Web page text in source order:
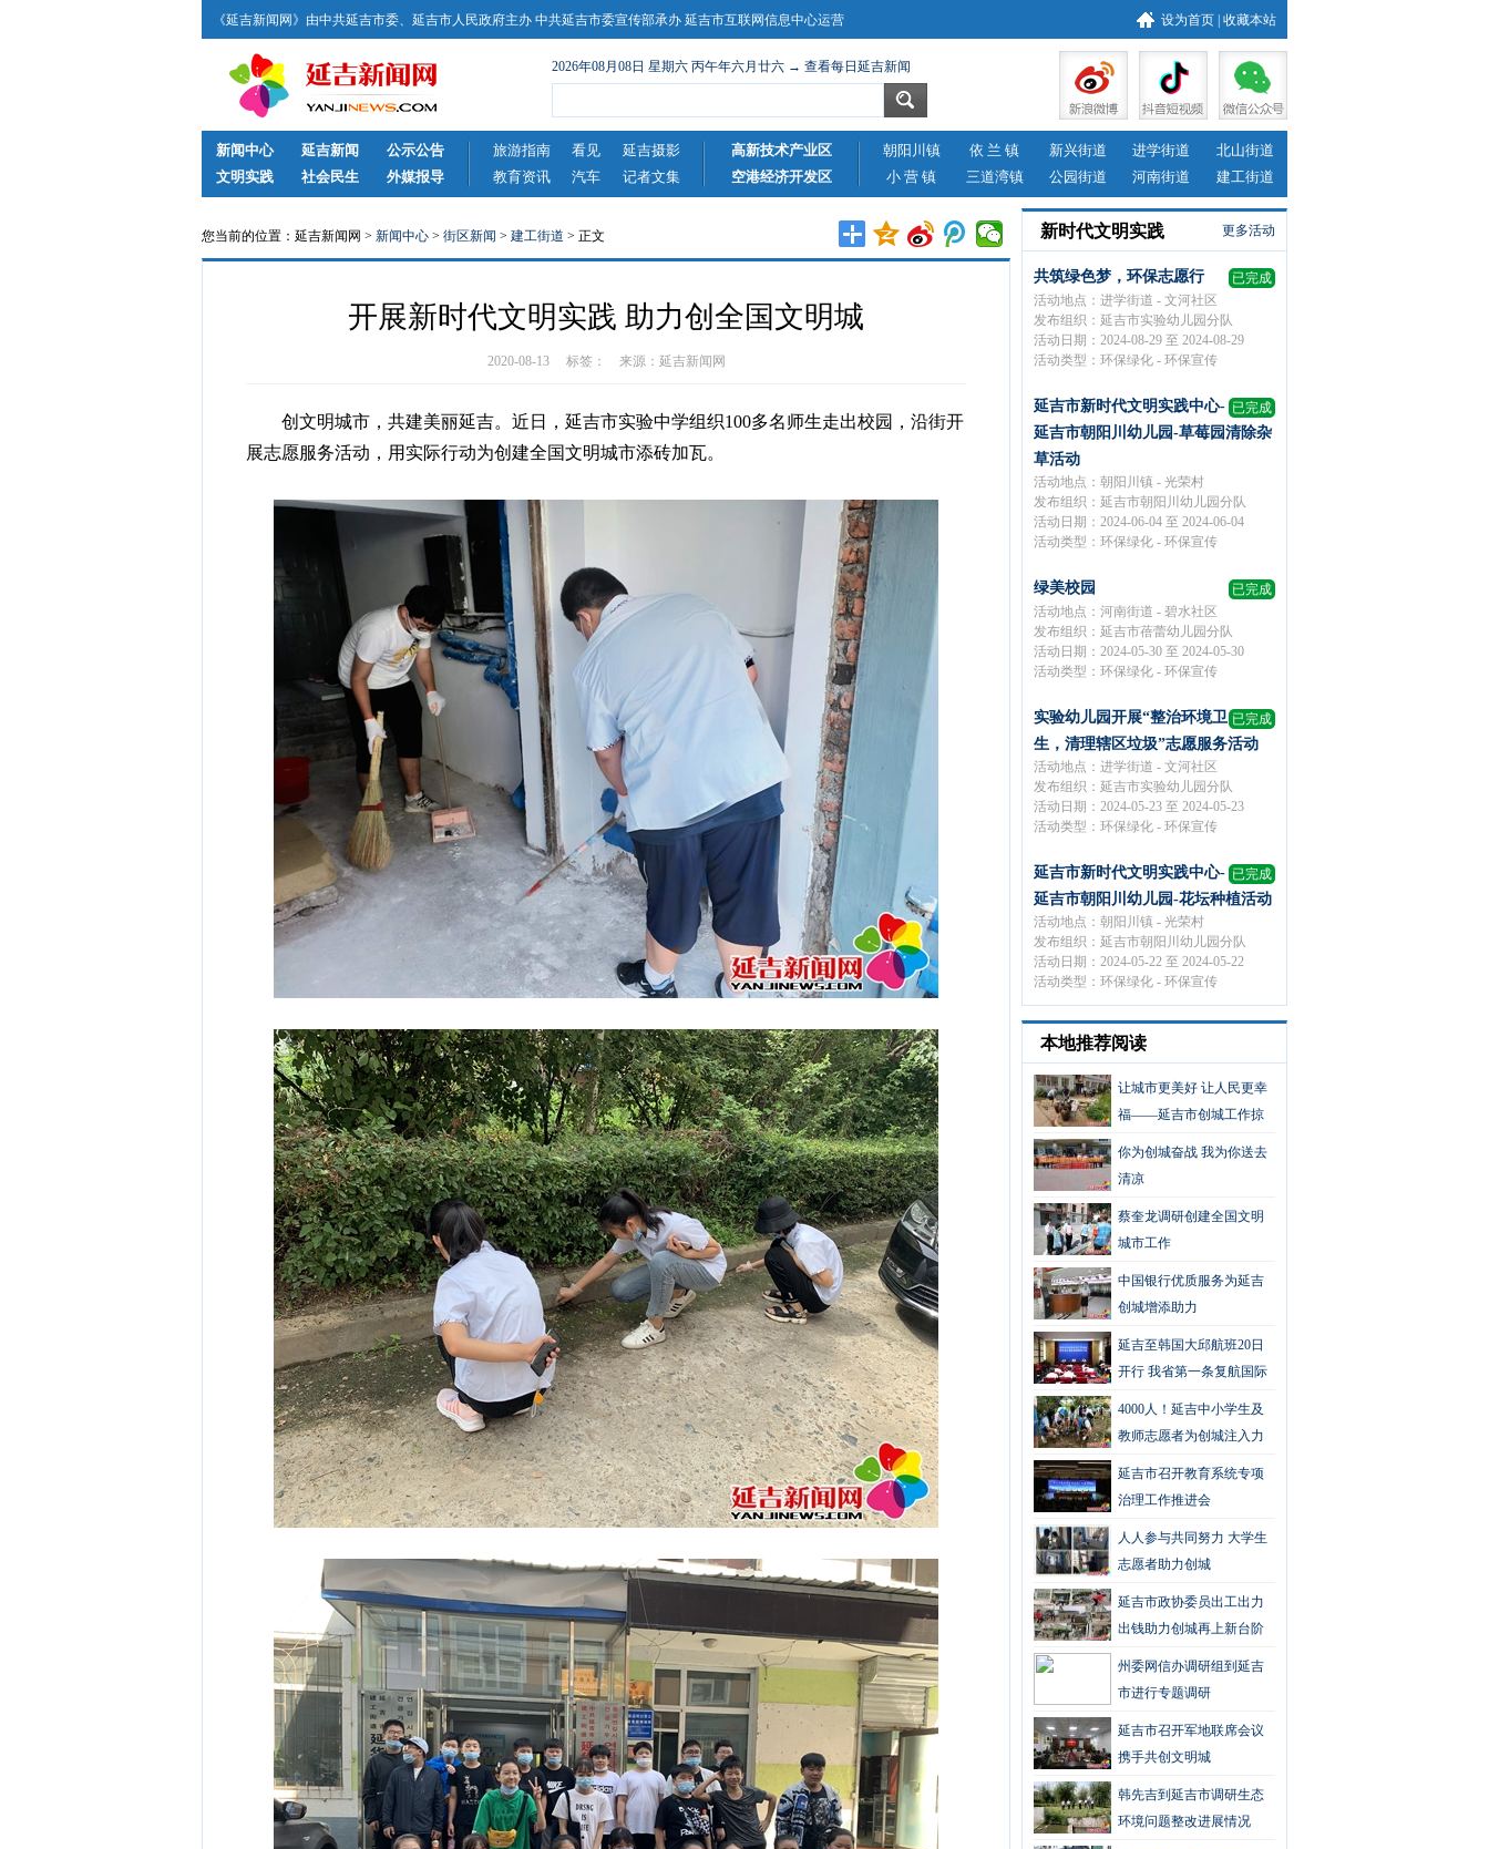
设为首页 收藏本站
《延吉新闻网》由中共延吉市委、延吉市人民政府主办 中共延吉市委宣传部承办 延吉市互联网信息中心运营
2026年08月08日 星期六 丙午年六月廿六 → 查看每日延吉新闻
新闻中心 延吉新闻 公示公告 旅游指南 看见 延吉摄影 高新技术产业区 朝阳川镇 依 兰 镇 新兴街道 进学街道
北山街道
文明实践
社会民生 外媒报导 教育资讯 汽车 记者文集 空港经济开发区 小 营 镇 三道湾镇 公园街道 河南街道 建工街道
您当前的位置：延吉新闻网 > 新闻中心 > 街区新闻 > 建工街道 > 正文
开展新时代文明实践 助力创全国文明城
2020-08-13 标签： 来源： 延吉新闻网
创文明城市，共建美丽延吉。近日，延吉市实验中学组织100多名师生走出校园，沿街开
展志愿服务活动，用实际行动为创建全国文明城市添砖加瓦。
更多活动
新时代文明实践
已完成
共筑绿色梦，环保志愿行
活动地点：进学街道 - 文河社区
发布组织：延吉市实验幼儿园分队
活动日期：2024-08-29 至 2024-08-29
活动类型：环保绿化 - 环保宣传
已完成
延吉市新时代文明实践中心-
延吉市朝阳川幼儿园-草莓园清除杂
草活动
活动地点：朝阳川镇 - 光荣村
发布组织：延吉市朝阳川幼儿园分队
活动日期：2024-06-04 至 2024-06-04
活动类型：环保绿化 - 环保宣传
已完成
绿美校园
活动地点：河南街道 - 碧水社区
发布组织：延吉市蓓蕾幼儿园分队
活动日期：2024-05-30 至 2024-05-30
活动类型：环保绿化 - 环保宣传
已完成
实验幼儿园开展“整治环境卫
生，清理辖区垃圾”志愿服务活动
活动地点：进学街道 - 文河社区
发布组织：延吉市实验幼儿园分队
活动日期：2024-05-23 至 2024-05-23
活动类型：环保绿化 - 环保宣传
已完成
延吉市新时代文明实践中心-
延吉市朝阳川幼儿园-花坛种植活动
活动地点：朝阳川镇 - 光荣村
发布组织：延吉市朝阳川幼儿园分队
活动日期：2024-05-22 至 2024-05-22
活动类型：环保绿化 - 环保宣传
本地推荐阅读
让城市更美好 让人民更幸
福——延吉市创城工作掠
影
你为创城奋战 我为你送去
清凉
蔡奎龙调研创建全国文明
城市工作
中国银行优质服务为延吉
创城增添助力
延吉至韩国大邱航班20日
开行 我省第一条复航国际
航线
4000人！延吉中小学生及
教师志愿者为创城注入力
量
延吉市召开教育系统专项
治理工作推进会
人人参与共同努力 大学生
志愿者助力创城
延吉市政协委员出工出力
出钱助力创城再上新台阶
州委网信办调研组到延吉
市进行专题调研
延吉市召开军地联席会议
携手共创文明城
韩先吉到延吉市调研生态
环境问题整改进展情况